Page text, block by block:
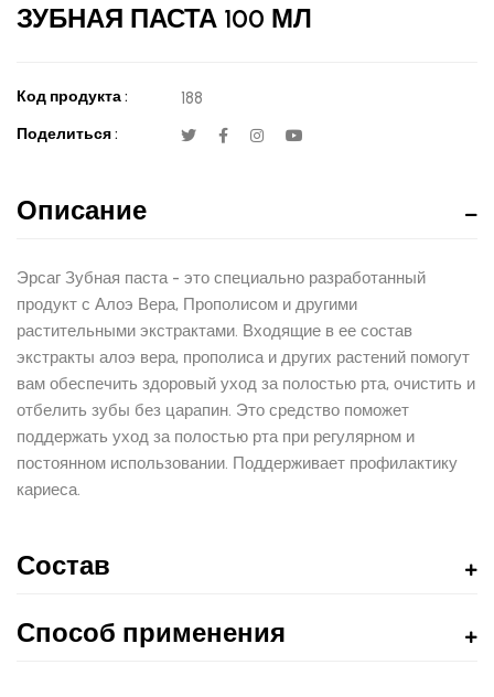
ЗУБНАЯ ПАСТА 100 МЛ
Код продукта : 188
Поделиться :
Описание
Эрсаг Зубная паста - это специально разработанный
продукт с Алоэ Вера, Прополисом и другими
растительными экстрактами. Входящие в ее состав
экстракты алоэ вера, прополиса и других растений помогут
вам обеспечить здоровый уход за полостью рта, очистить и
отбелить зубы без царапин. Это средство поможет
поддержать уход за полостью рта при регулярном и
постоянном использовании. Поддерживает профилактику
кариеса.
Состав
Способ применения